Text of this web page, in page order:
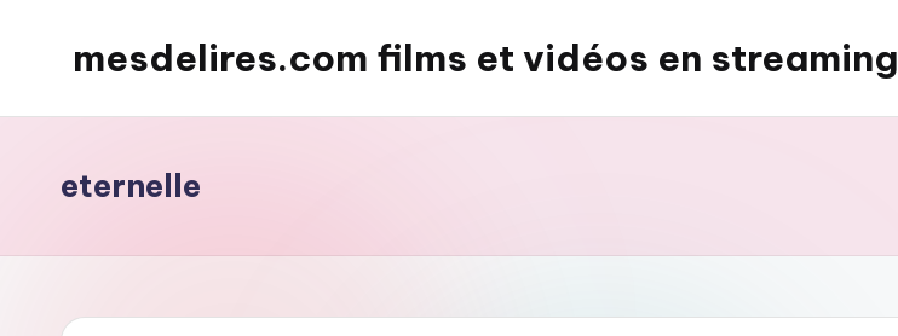
mesdelires.com films et vidéos en streaming
film
en
eternelle